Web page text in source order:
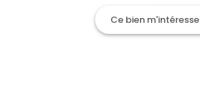
Ce bien m'intéresse